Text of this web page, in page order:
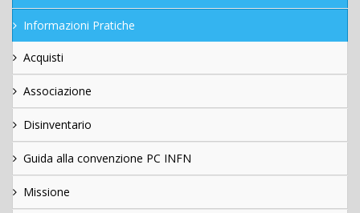
Informazioni Pratiche
Acquisti
Associazione
Disinventario
Guida alla convenzione PC INFN
Missione